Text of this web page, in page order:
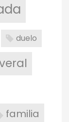
duelo
familia